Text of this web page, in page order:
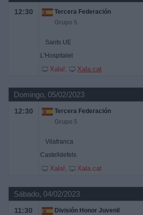
12:30
Tercera Federación
Grupo 5
Sants UE
L'Hospitalet
Xala! Xala.cat
Domingo, 05/02/2023
12:30
Tercera Federación
Grupo 5
Vilafranca
Castelldefels
Xala! Xala.cat
Sábado, 04/02/2023
11:30
División Honor Juvenil